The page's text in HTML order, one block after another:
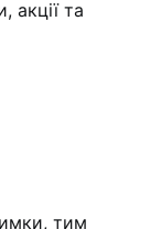
акції та
тим